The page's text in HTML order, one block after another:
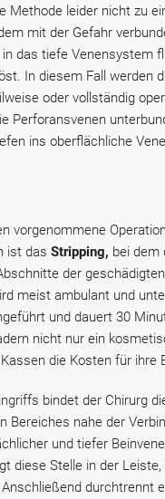
Methode leider nicht zu
mit der Gefahr
das tiefe Venensystem
In diesem Fall werden
oder vollständig
Perforansvenen
ins oberflächliche
vorgenommene
ist das Stripping, bei dem
der
meist ambulant und
und dauert 30
nicht nur ein
die Kosten für ihre
bindet der Chirurg
Bereiches nahe der
und tiefer
diese Stelle in der
durchtrennt